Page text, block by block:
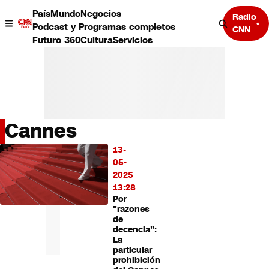
PaísMundoNegocios
Podcast y Programas completos
Futuro 360CulturaServicios
Radio
CNN
País
Mundo
Negocios
Deportes
Programas completos
Cannes
13-
05-
2025
13:28
Por
"razones
de
decencia":
La
particular
prohibición
LO
MÁS
LEÍDO